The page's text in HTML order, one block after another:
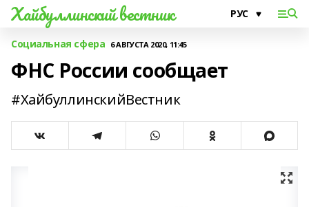
Хайбуллинский вестник
Социальная сфера 6 АВГУСТА 2020, 11:45
ФНС России сообщает
#ХайбуллинскийВестник